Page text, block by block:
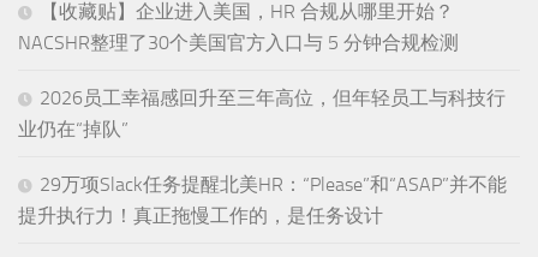
【收藏贴】企业进入美国，HR 合规从哪里开始？
NACSHR整理了30个美国官方入口与 5 分钟合规检测
2026员工幸福感回升至三年高位，但年轻员工与科技行
业仍在“掉队”
29万项Slack任务提醒北美HR：“Please”和“ASAP”并不能
提升执行力！真正拖慢工作的，是任务设计